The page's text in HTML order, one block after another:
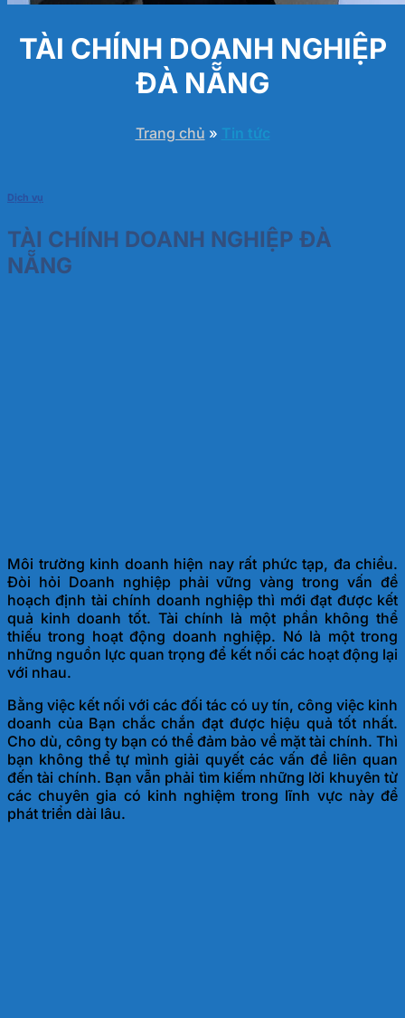
TÀI CHÍNH DOANH NGHIỆP
ĐÀ NẴNG
Trang chủ » Tin tức
Dịch vụ
TÀI CHÍNH DOANH NGHIỆP ĐÀ
NẴNG
Môi trường kinh doanh hiện nay rất phức tạp, đa chiều.
Đòi hỏi Doanh nghiệp phải vững vàng trong vấn đề
hoạch định tài chính doanh nghiệp thì mới đạt được kết
quả kinh doanh tốt. Tài chính là một phần không thể
thiếu trong hoạt động doanh nghiệp. Nó là một trong
những nguồn lực quan trọng để kết nối các hoạt động lại
với nhau.
Bằng việc kết nối với các đối tác có uy tín, công việc kinh
doanh của Bạn chắc chắn đạt được hiệu quả tốt nhất.
Cho dù, công ty bạn có thể đảm bảo về mặt tài chính. Thì
bạn không thể tự mình giải quyết các vấn đề liên quan
đến tài chính. Bạn vẫn phải tìm kiếm những lời khuyên từ
các chuyên gia có kinh nghiệm trong lĩnh vực này để
phát triển dài lâu.